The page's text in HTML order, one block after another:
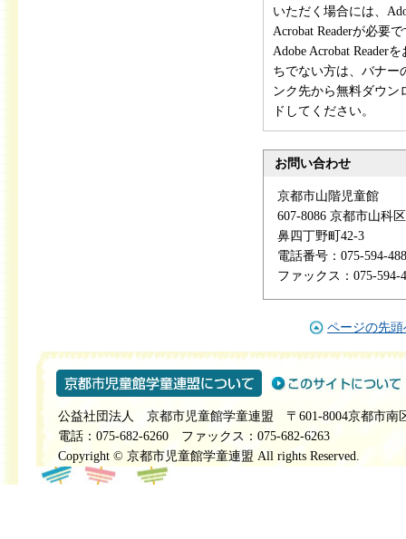
いただく場合には、
Acrobat Readerが必要
Adobe Acrobat Readerを
ちでない方は、バナー
ンク先から無料ダウン
ドしてください。
お問い合わせ
京都市山階児童館
607-8086 京都市山科
鼻四丁野町42-3
電話番号：075-594-
ファックス：075-594-
ページの先
公益社団法人 京都市児童館学童連盟 〒601-8004京都市南
電話：075-682-6260 ファックス：075-682-6263
Copyright © 京都市児童館学童連盟 All rights Reserved.